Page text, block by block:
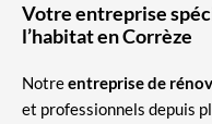
Votre entreprise
l’habitat en Corrèze
Notreentreprise de
et professionnels depuis